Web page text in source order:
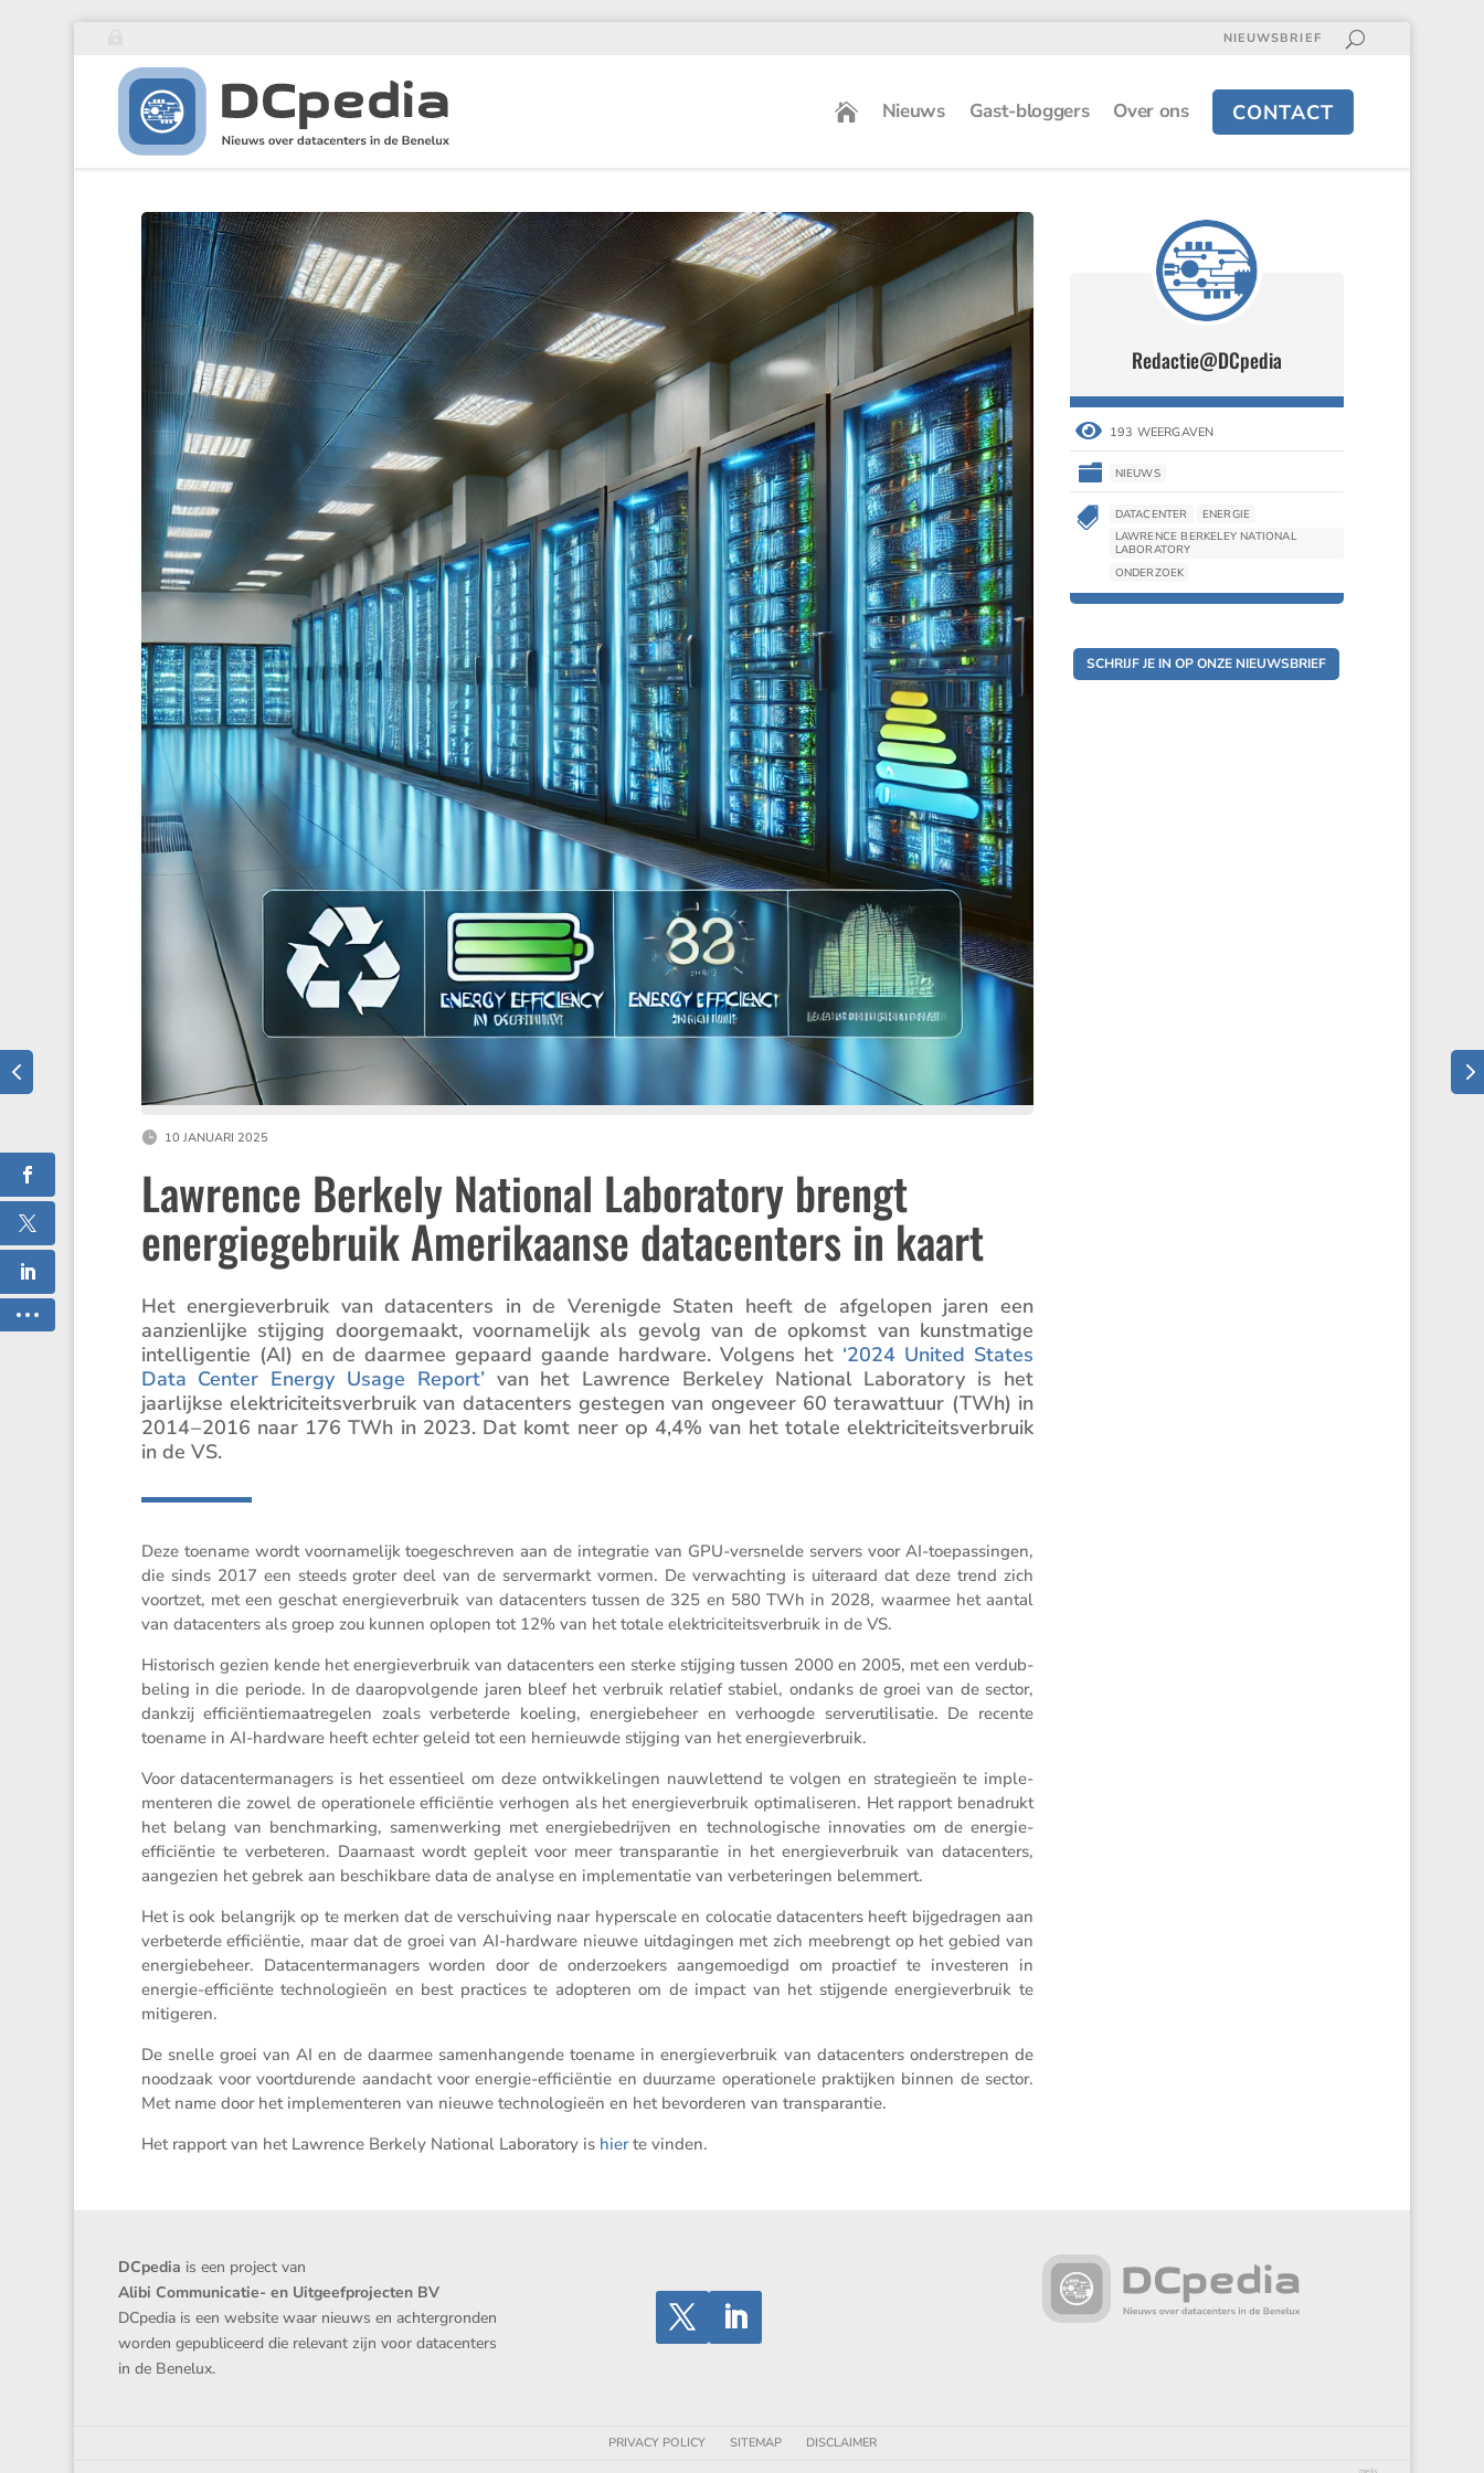
NIEUWSBRIEF
Nieuws Gast-bloggers Over ons CONTACT
10 JANUARI 2025
Lawrence Berkely National Laboratory brengt
energiegebruik Amerikaanse datacenters in kaart
Het energie­ver­bruik van datacen­ters in de Verenigde Staten heeft de afgelopen jaren een
aanzien­lijke stijging doorge­maakt, voorna­me­lijk als gevolg van de opkomst van kunst­ma­tige
intel­li­gentie (AI) en de daarmee gepaard gaande hardware. Volgens het ‘2024 United States
Data Center Energy Usage Report’van het Lawrence Berkeley National Labora­tory is het
jaarlijkse elektri­ci­teits­ver­bruik van datacen­ters gestegen van ongeveer 60 terawattuur (TWh) in
2014 – 2016 naar 176 TWh in 2023. Dat komt neer op 4,4% van het totale elektri­ci­teits­ver­bruik
in de VS.
Deze toename wordt voorna­me­lijk toege­schreven aan de integratie van GPU-versnelde servers voor AI-toepas­singen,
die sinds 2017 een steeds groter deel van de server­markt vormen. De verwach­ting is uiter­aard dat deze trend zich
voortzet, met een geschat energie­ver­bruik van datacen­ters tussen de 325 en 580 TWh in 2028, waarmee het aantal
van datacen­ters als groep zou kunnen oplopen tot 12% van het totale elektri­ci­teits­ver­bruik in de VS.
Histo­risch gezien kende het energie­ver­bruik van datacen­ters een sterke stijging tussen 2000 en 2005, met een verdub­
be­ling in die periode. In de daarop­vol­gende jaren bleef het verbruik relatief stabiel, ondanks de groei van de sector,
dankzij effici­ën­tie­maat­re­gelen zoals verbe­terde koeling, energie­be­heer en verhoogde server­u­ti­li­satie. De recente
toename in AI-hardware heeft echter geleid tot een hernieuwde stijging van het energieverbruik.
Voor datacen­ter­ma­na­gers is het essen­tieel om deze ontwik­ke­lingen nauwlet­tend te volgen en strate­gieën te imple­
men­teren die zowel de opera­ti­o­nele effici­ëntie verhogen als het energie­ver­bruik optima­li­seren. Het rapport benadrukt
het belang van bench­mar­king, samen­wer­king met energie­be­drijven en techno­lo­gi­sche innova­ties om de energie-
effici­ëntie te verbe­teren. Daarnaast wordt gepleit voor meer trans­pa­rantie in het energie­ver­bruik van datacen­ters,
aange­zien het gebrek aan beschik­bare data de analyse en imple­men­tatie van verbe­te­ringen belemmert.
Het is ook belang­rijk op te merken dat de verschui­ving naar hypers­cale en colocatie datacen­ters heeft bijge­dragen aan
verbe­terde effici­ëntie, maar dat de groei van AI-hardware nieuwe uitda­gingen met zich meebrengt op het gebied van
energie­be­heer. Datacen­ter­ma­na­gers worden door de onder­zoe­kers aange­moe­digd om proac­tief te inves­teren in
energie-effici­ënte techno­lo­gieën en best practices te adopteren om de impact van het stijgende energie­ver­bruik te
mitigeren.
De snelle groei van AI en de daarmee samen­han­gende toename in energie­ver­bruik van datacen­ters onder­strepen de
noodzaak voor voort­du­rende aandacht voor energie-effici­ëntie en duurzame opera­ti­o­nele praktijken binnen de sector.
Met name door het imple­men­teren van nieuwe techno­lo­gieën en het bevor­deren van transparantie.
Het rapport van het Lawrence Berkely National Labora­tory is hierte vinden.
Redactie@DCpedia
 193 WEERGAVEN
 NIEUWS
 DATACENTER
ENERGIE
LAWRENCE BERKELEY NATIONAL
LABORATORY
ONDERZOEK
SCHRIJF JE IN OP ONZE NIEUWSBRIEF
Redactie@DCpedia
 193 WEERGAVEN
 NIEUWS
 DATACENTER
ENERGIE
LAWRENCE BERKELEY NATIONAL
LABORATORY
ONDERZOEK
DCpedia is een project van
Alibi Communicatie- en Uitgeefprojecten BV
DCpedia is een website waar nieuws en achtergronden
worden gepubliceerd die relevant zijn voor datacenters
in de Benelux.
PRIVACY POLICY SITEMAP DISCLAIMER